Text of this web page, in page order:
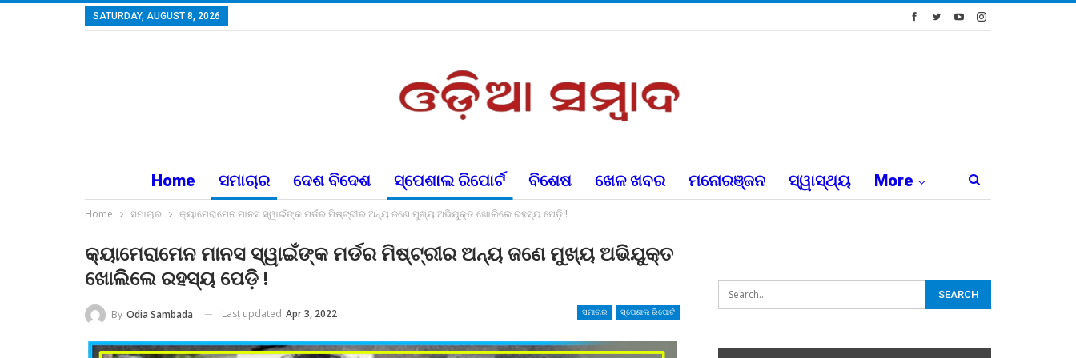
SATURDAY, AUGUST 8, 2026
Home ସମାଚାର ଦେଶ ବିଦେଶ ସ୍ପେଶାଲ ରିପୋର୍ଟ ବିଶେଷ ଖେଳ ଖବର ମନୋରଞ୍ଜନ ସ୍ୱାସ୍ଥ୍ୟ More
Home ସମାଚାର କ୍ୟାମେରାମେନ ମାନସ ସ୍ୱାଇଁଙ୍କ ମର୍ଡର ମିଷ୍ଟ୍ରୀର ଅନ୍ୟ ଜଣେ ମୁଖ୍ୟ ଅଭିଯୁକ୍ତ ଖୋଲିଲେ ରହସ୍ୟ ପେଡ଼ି !
କ୍ୟାମେରାମେନ ମାନସ ସ୍ୱାଇଁଙ୍କ ମର୍ଡର ମିଷ୍ଟ୍ରୀର ଅନ୍ୟ ଜଣେ ମୁଖ୍ୟ ଅଭିଯୁକ୍ତ
ଖୋଲିଲେ ରହସ୍ୟ ପେଡ଼ି !
ସମାଚାର ସ୍ପେଶାଲ ରିପୋର୍ଟ
By Odia Sambada Last updated Apr 3, 2022